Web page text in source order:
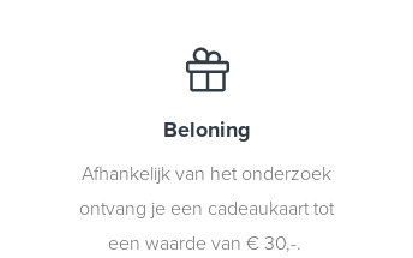
Afhankelijk van het onderzoek
ontvang je een cadeaukaart tot
een waarde van € 30,-.
Beloning